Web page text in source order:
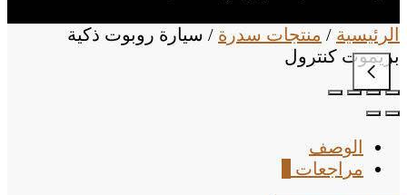
الرئيسية / منتجات سدرة / سيارة روبوت ذكية
بريموت كنترول
الوصف
مراجعات